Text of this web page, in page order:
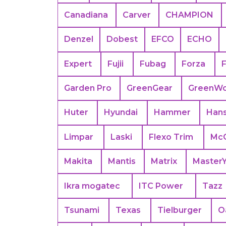
Canadiana Carver CHAMPION
Denzel Dobest EFCO ECHO
Expert Fujii Fubag Forza
Garden Pro GreenGear
Huter Hyundai Hammer
Limpar Laski Flexo Trim
Makita Mantis Matrix
Ikra mogatec ITC Power Tazz
Tsunami Texas Tielburger